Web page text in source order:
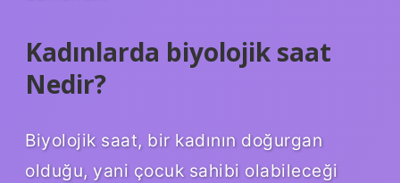
Kadınlarda biyolojik saat
Nedir?
Biyolojik saat, bir kadının doğurgan
olduğu, yani çocuk sahibi olabileceği